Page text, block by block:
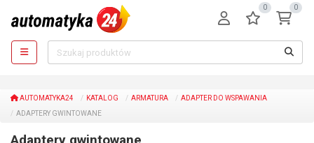
0 0
AUTOMATYKA24 KATALOG ARMATURA
ADAPTER DO WSPAWANIA
ADAPTERY GWINTOWANE